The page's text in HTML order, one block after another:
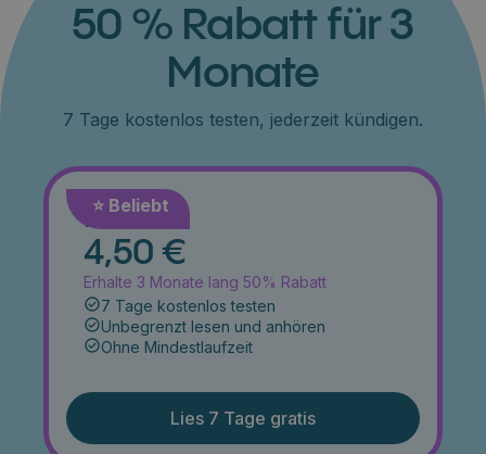
50 % Rabatt für 3
Monate
7 Tage kostenlos testen, jederzeit kündigen.
⭐️ Beliebt
Monat
4,50 €
Erhalte 3 Monate lang 50% Rabatt
7 Tage kostenlos testen
Unbegrenzt lesen und anhören
Ohne Mindestlaufzeit
Lies 7 Tage gratis